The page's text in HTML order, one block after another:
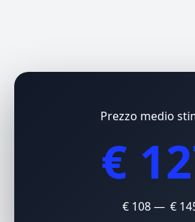
Prezzo medio
€
€ 108 — €